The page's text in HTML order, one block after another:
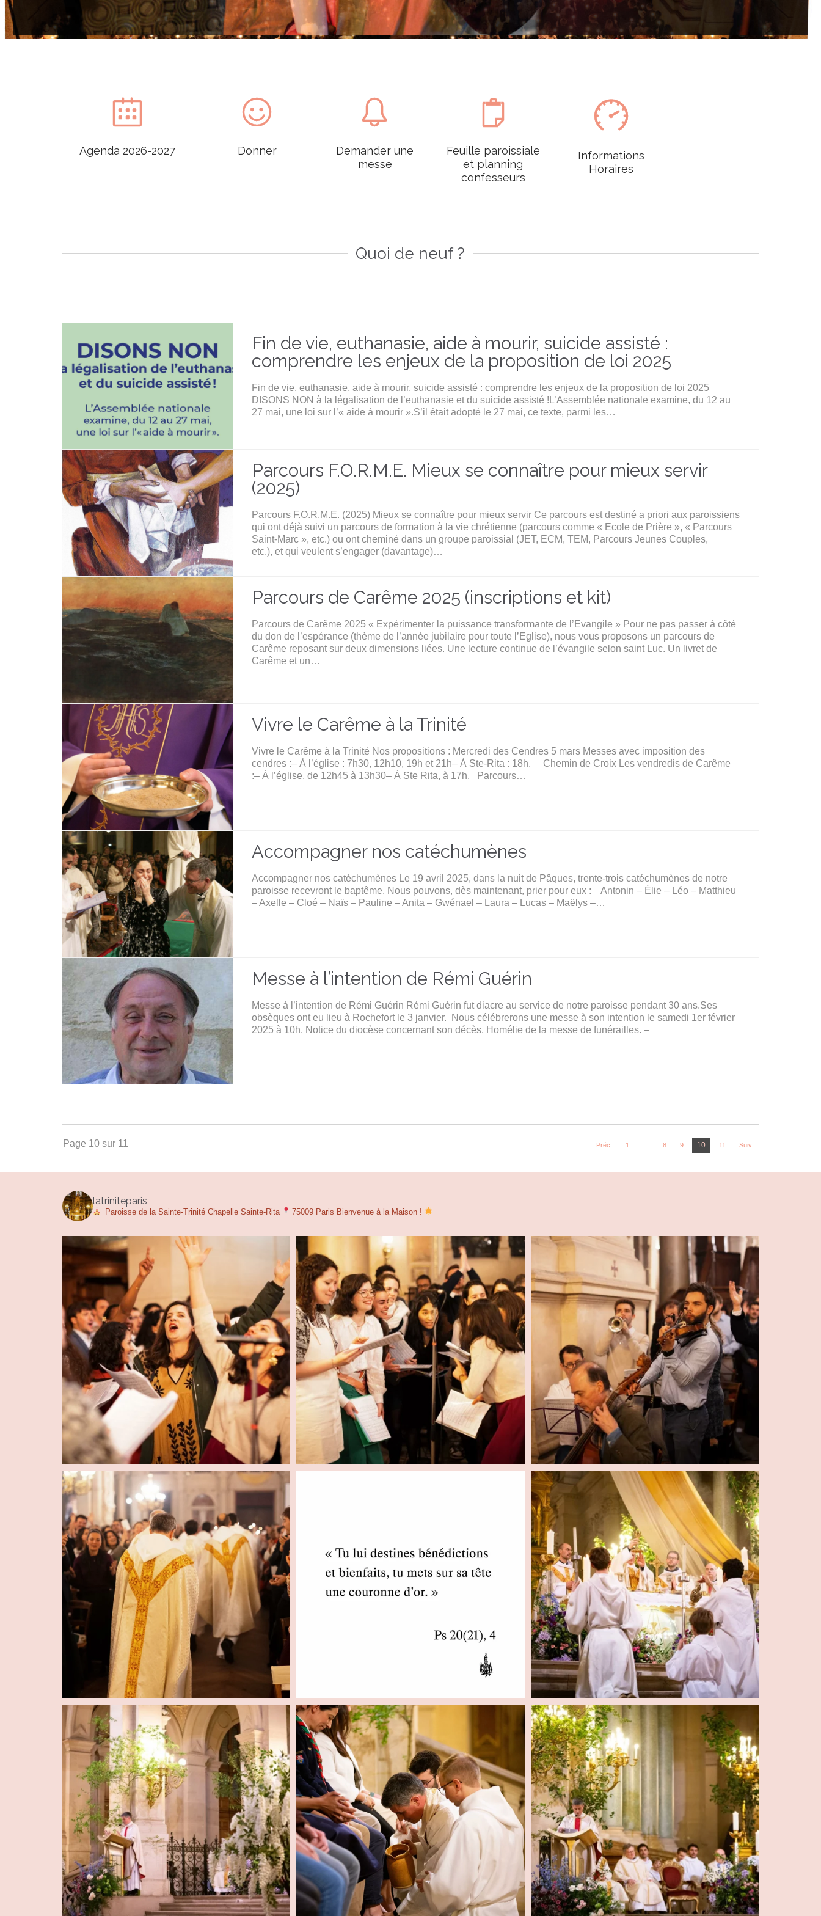

Agenda 2026-2027

Donner

Demander une
messe

Feuille paroissiale
et planning
confesseurs

Informations
Horaires
Quoi de neuf ?
Fin de vie, euthanasie, aide à mourir, suicide assisté :
comprendre les enjeux de la proposition de loi 2025
Fin de vie, euthanasie, aide à mourir, suicide assisté : comprendre les enjeux de la proposition de loi 2025
DISONS NON à la légalisation de l’euthanasie et du suicide assisté !L’Assemblée nationale examine, du 12 au
27 mai, une loi sur l’« aide à mourir ».S’il était adopté le 27 mai, ce texte, parmi les…
Parcours F.O.R.M.E. Mieux se connaître pour mieux servir
(2025)
Parcours F.O.R.M.E. (2025) Mieux se connaître pour mieux servir Ce parcours est destiné a priori aux paroissiens
qui ont déjà suivi un parcours de formation à la vie chrétienne (parcours comme « Ecole de Prière », « Parcours
Saint-Marc », etc.) ou ont cheminé dans un groupe paroissial (JET, ECM, TEM, Parcours Jeunes Couples,
etc.), et qui veulent s’engager (davantage)…
Parcours de Carême 2025 (inscriptions et kit)
Parcours de Carême 2025 « Expérimenter la puissance transformante de l’Evangile » Pour ne pas passer à côté
du don de l’espérance (thème de l’année jubilaire pour toute l’Eglise), nous vous proposons un parcours de
Carême reposant sur deux dimensions liées. Une lecture continue de l’évangile selon saint Luc. Un livret de
Carême et un…
Vivre le Carême à la Trinité
Vivre le Carême à la Trinité Nos propositions : Mercredi des Cendres 5 mars Messes avec imposition des
cendres :– À l’église : 7h30, 12h10, 19h et 21h– À Ste-Rita : 18h. Chemin de Croix Les vendredis de Carême
:– À l’église, de 12h45 à 13h30– À Ste Rita, à 17h. Parcours…
Accompagner nos catéchumènes
Accompagner nos catéchumènes Le 19 avril 2025, dans la nuit de Pâques, trente-trois catéchumènes de notre
paroisse recevront le baptême. Nous pouvons, dès maintenant, prier pour eux : Antonin – Élie – Léo – Matthieu
– Axelle – Cloé – Naïs – Pauline – Anita – Gwénael – Laura – Lucas – Maëlys –…
Messe à l’intention de Rémi Guérin
Messe à l’intention de Rémi Guérin Rémi Guérin fut diacre au service de notre paroisse pendant 30 ans.Ses
obsèques ont eu lieu à Rochefort le 3 janvier. Nous célébrerons une messe à son intention le samedi 1er février
2025 à 10h. Notice du diocèse concernant son décès. Homélie de la messe de funérailles. –
Page 10 sur 11 Préc. 1 8 9 10 11 Suiv.
latriniteparis
Paroisse de la Sainte-Trinité Chapelle Sainte-Rita 75009 Paris Bienvenue à la Maison !